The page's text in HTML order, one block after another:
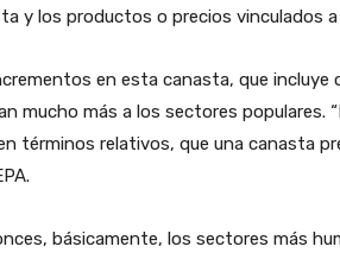
y los productos o precios vinculados
en esta canasta, que incluye
mucho más a los sectores populares.
términos relativos, que una canasta
básicamente, los sectores más